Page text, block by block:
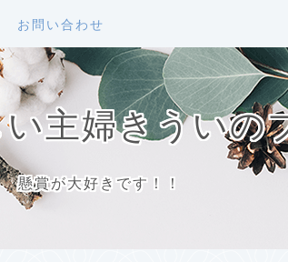
お問い合わせ
主婦きういの
懸賞が大好きです！！